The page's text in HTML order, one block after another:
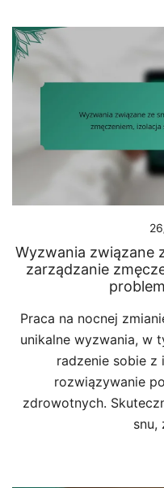
Wyzwania związane
zarządzanie
Praca na nocnej
unikalne wyzwania, w
radzenie sobie z
rozwiązywanie
zdrowotnych.
snu,